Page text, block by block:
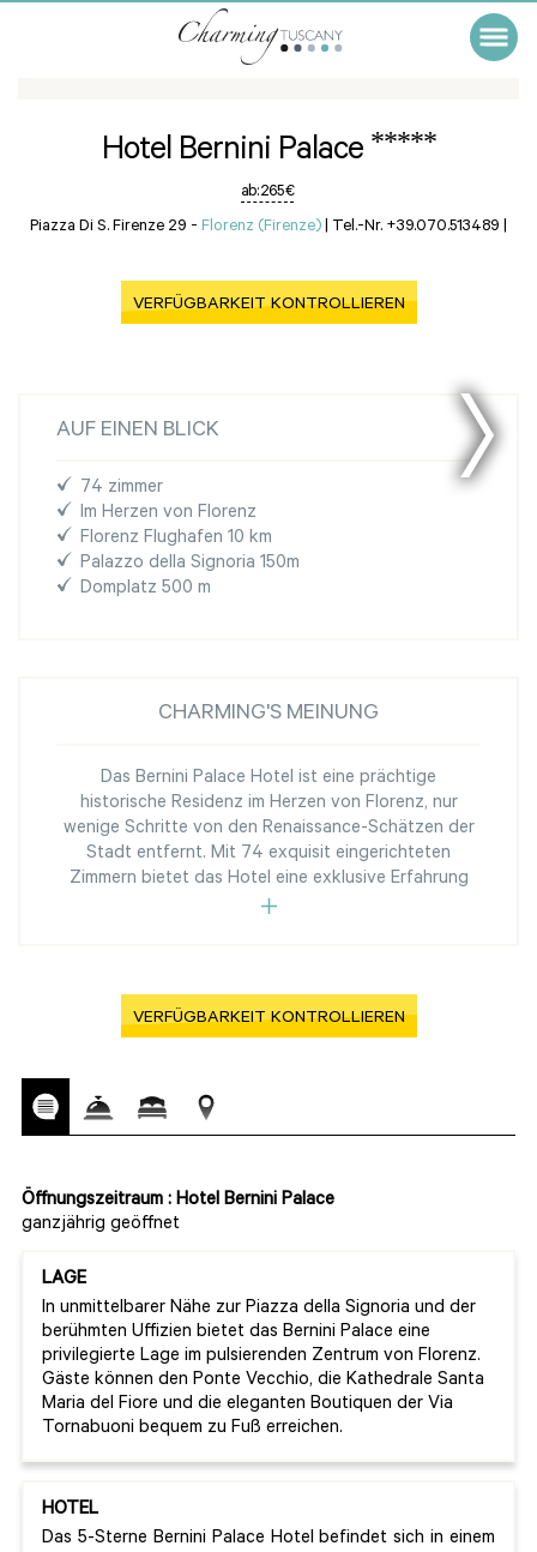
Hotel Bernini Palace *****
ab:265 €
Piazza Di S. Firenze 29 - Florenz (Firenze) | Tel.-Nr. +39.070.513489 |
VERFÜGBARKEIT KONTROLLIEREN
AUF EINEN BLICK
74 zimmer
Im Herzen von Florenz
Florenz Flughafen 10 km
Palazzo della Signoria 150m
Domplatz 500 m
CHARMING'S MEINUNG
Das Bernini Palace Hotel ist eine prächtige
historische Residenz im Herzen von Florenz, nur
wenige Schritte von den Renaissance-Schätzen der
Stadt entfernt. Mit 74 exquisit eingerichteten
Zimmern bietet das Hotel eine exklusive Erfahrung
VERFÜGBARKEIT KONTROLLIEREN
Öffnungszeitraum : Hotel Bernini Palace
ganzjährig geöffnet
LAGE
In unmittelbarer Nähe zur Piazza della Signoria und der
berühmten Uffizien bietet das Bernini Palace eine
privilegierte Lage im pulsierenden Zentrum von Florenz.
Gäste können den Ponte Vecchio, die Kathedrale Santa
Maria del Fiore und die eleganten Boutiquen der Via
Tornabuoni bequem zu Fuß erreichen.
HOTEL
Das 5-Sterne Bernini Palace Hotel befindet sich in einem